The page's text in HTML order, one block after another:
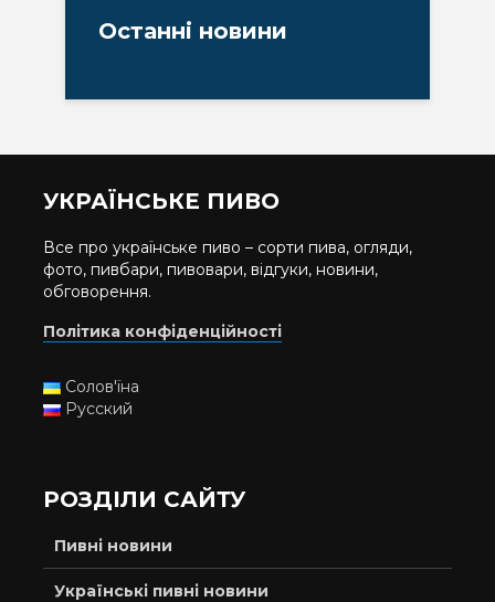
Останні новини
УКРАЇНСЬКЕ ПИВО
Все про українське пиво – сорти пива, огляди,
фото, пивбари, пивовари, відгуки, новини,
обговорення.
Політика конфіденційності
Солов'їна
Русский
РОЗДІЛИ САЙТУ
Пивні новини
Українські пивні новини